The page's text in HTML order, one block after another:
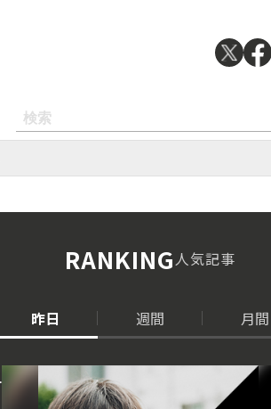
RANKING人気記事
昨日 週間 月間